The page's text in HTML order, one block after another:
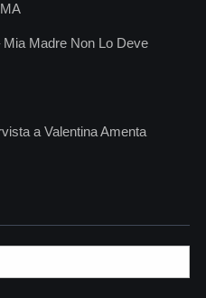
Mia Madre Non Lo Deve
a Valentina Amenta